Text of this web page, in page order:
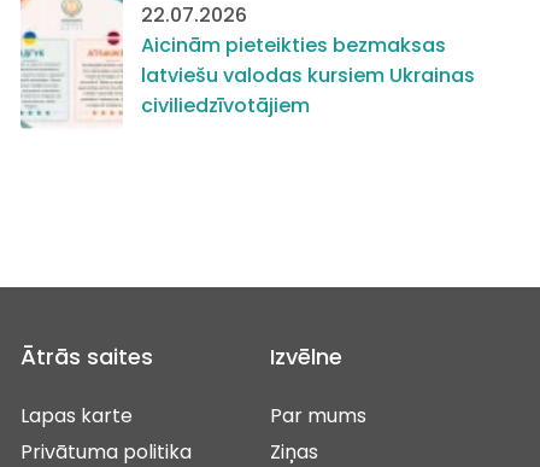
22.07.2026
Aicinām pieteikties bezmaksas
latviešu valodas kursiem Ukrainas
civiliedzīvotājiem
Ātrās saites
Lapas karte
Privātuma politika
Izvēlne
Par mums
Ziņas